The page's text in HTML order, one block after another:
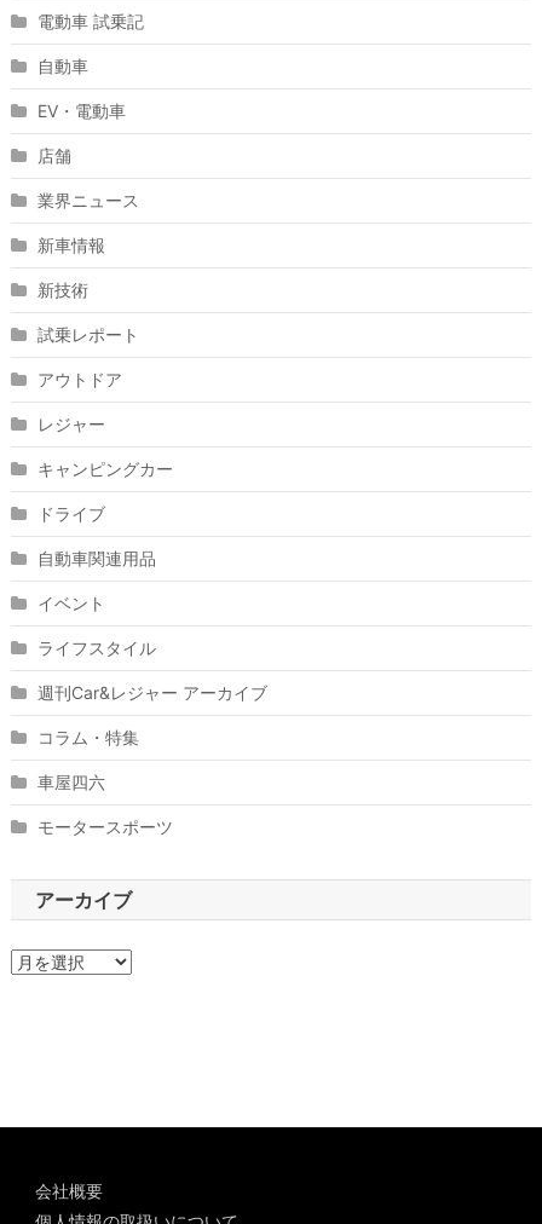
電動車 試乗記
自動車
EV・電動車
店舗
業界ニュース
新車情報
新技術
試乗レポート
アウトドア
レジャー
キャンピングカー
ドライブ
自動車関連用品
イベント
ライフスタイル
週刊Car&レジャー アーカイブ
コラム・特集
車屋四六
モータースポーツ
アーカイブ
ア
会社概要